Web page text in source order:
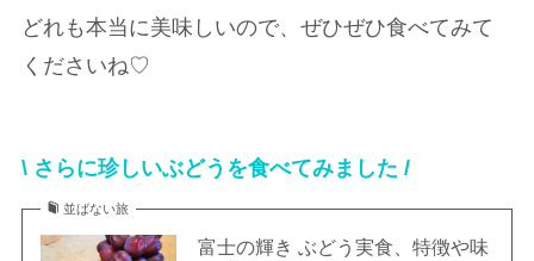
どれも本当に美味しいので、ぜひぜひ食べてみて
くださいね♡
\ さらに珍しいぶどうを食べてみました /
並ばない旅
富士の輝き ぶどう実食、特徴や味